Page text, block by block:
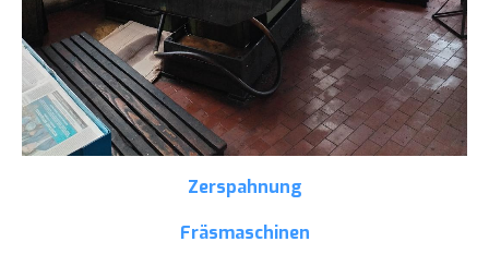
Zerspahnung
Fräsmaschinen